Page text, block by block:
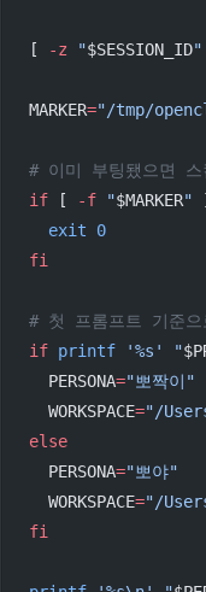
[ -z "$SESSION_ID"
MARKER="/tmp/
# 이미 부팅됐으면 스
if [ -f "$MARKER"
  exit
0
fi
# 첫 프롬프트 기준으
if printf '%s' "
  PERSONA
="뽀짝이"
  WORKSPACE
="/
else
  PERSONA
="뽀야"
  WORKSPACE
="/
fi